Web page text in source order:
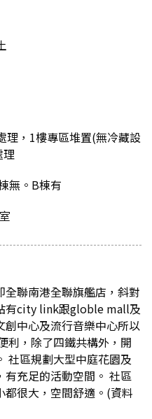
理，1樓專區堆置(無冷藏設
理
無。B棟有
聯南港全聯旗艦店，斜對
有city link跟globle mall及
中心及流行音樂中心所以
利，除了四鐵共構外，開
社區規劃大型中庭花園及
充足的活動空間。 社區
很大，空間舒適。(資料